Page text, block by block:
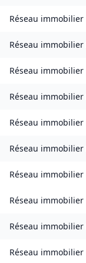
Réseau immobilier
Réseau immobilier
Réseau immobilier
Réseau immobilier
Réseau immobilier
Réseau immobilier
Réseau immobilier
Réseau immobilier
Réseau immobilier
Réseau immobilier